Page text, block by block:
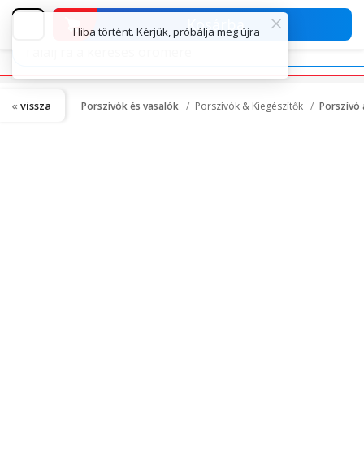
Kosárba
Porszívók és vasalók Porszívók & Kiegészítők Porszívó
vissza